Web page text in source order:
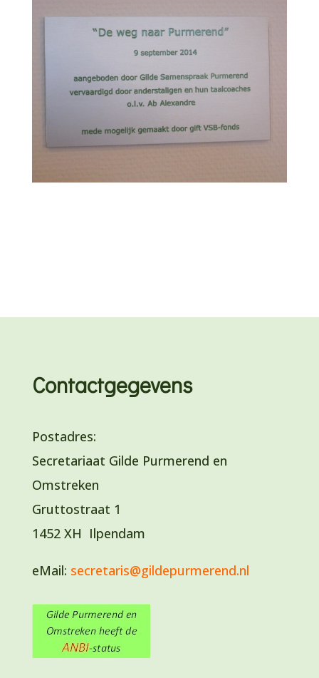
Contactgegevens
Postadres:
Secretariaat Gilde Purmerend en
Omstreken
Gruttostraat 1
1452 XH Ilpendam
eMail: secretaris@gildepurmerend.nl